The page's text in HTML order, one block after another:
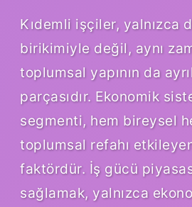
Kıdemli işçiler, yalnızca
birikimiyle değil, aynı
toplumsal yapının da
parçasıdır. Ekonomik
segmenti, hem bireysel
toplumsal refahı
faktördür. İş gücü
sağlamak, yalnızca